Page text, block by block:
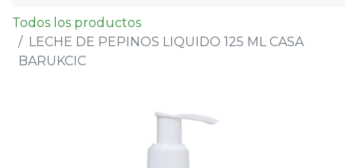
Todos los productos
LECHE DE PEPINOS LIQUIDO 125 ML CASA
BARUKCIC